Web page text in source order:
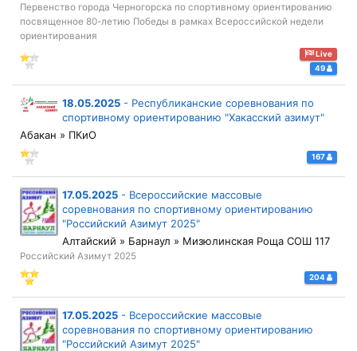
Первенство города Черногорска по спортивному ориентированию
посвященное 80-летию Победы в рамках Всероссийской недели
ориентирования
Live
49
18.05.2025 - Республиканские соревнования по
спортивному ориентированию "Хакасский азимут"
Абакан » ПКиО
167
17.05.2025 - Всероссийские массовые
соревнования по спортивному ориентированию
"Российский Азимут 2025"
Алтайский » Барнаул » Мизюлинская Роща СОШ 117
Российский Азимут 2025
204
17.05.2025 - Всероссийские массовые
соревнования по спортивному ориентированию
"Российский Азимут 2025"